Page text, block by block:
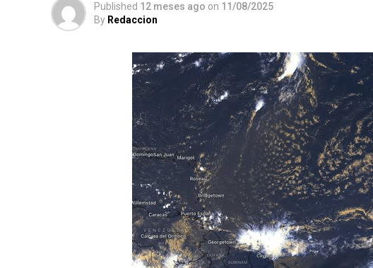
Published 12 meses ago on 11/08/2025
By Redaccion